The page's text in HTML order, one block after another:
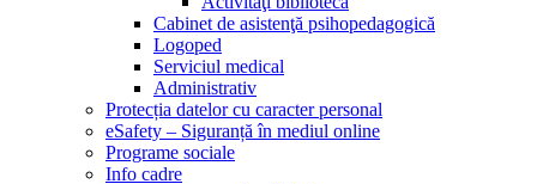
Cabinet de asistenţă psihopedagogică
Logoped
Serviciul medical
Administrativ
Protecția datelor cu caracter personal
eSafety – Siguranță în mediul online
Programe sociale
Info cadre